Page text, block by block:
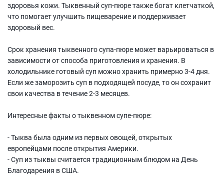
здоровья кожи. Тыквенный суп-пюре также богат клетчаткой,
что помогает улучшить пищеварение и поддерживает
здоровый вес.
Срок хранения тыквенного супа-пюре может варьироваться в
зависимости от способа приготовления и хранения. В
холодильнике готовый суп можно хранить примерно 3-4 дня.
Если же заморозить суп в подходящей посуде, то он сохранит
свои качества в течение 2-3 месяцев.
Интересные факты о тыквенном супе-пюре:
- Тыква была одним из первых овощей, открытых
европейцами после открытия Америки.
- Суп из тыквы считается традиционным блюдом на День
Благодарения в США.